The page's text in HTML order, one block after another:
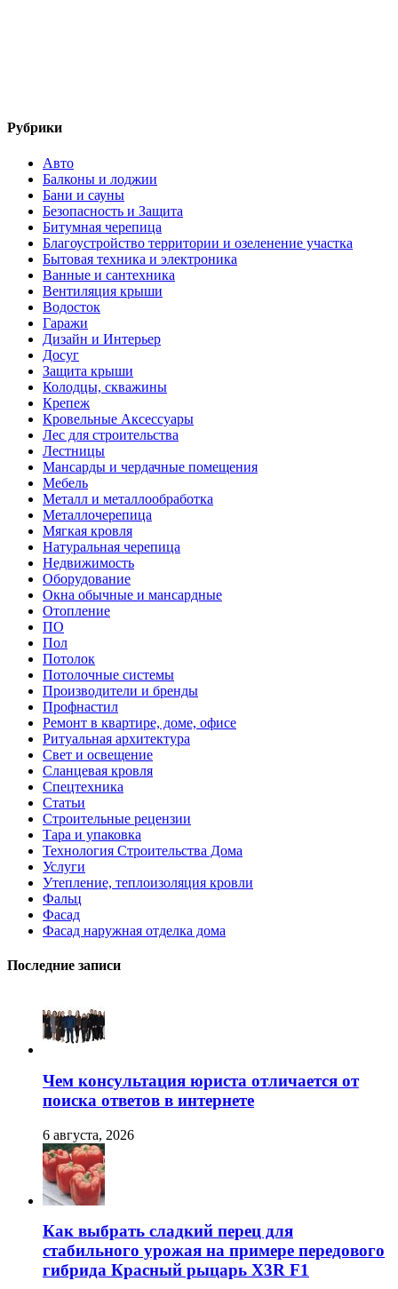
Рубрики
Авто
Балконы и лоджии
Бани и сауны
Безопасность и Защита
Битумная черепица
Благоустройство территории и озеленение участка
Бытовая техника и электроника
Ванные и сантехника
Вентиляция крыши
Водосток
Гаражи
Дизайн и Интерьер
Досуг
Защита крыши
Колодцы, скважины
Крепеж
Кровельные Аксессуары
Лес для строительства
Лестницы
Мансарды и чердачные помещения
Мебель
Металл и металлообработка
Металлочерепица
Мягкая кровля
Натуральная черепица
Недвижимость
Оборудование
Окна обычные и мансардные
Отопление
ПО
Пол
Потолок
Потолочные системы
Производители и бренды
Профнастил
Ремонт в квартире, доме, офисе
Ритуальная архитектура
Свет и освещение
Сланцевая кровля
Спецтехника
Статьи
Строительные рецензии
Тара и упаковка
Технология Строительства Дома
Услуги
Утепление, теплоизоляция кровли
Фальц
Фасад
Фасад наружная отделка дома
Последние записи
Чем консультация юриста отличается от
поиска ответов в интернете
6 августа, 2026
Как выбрать сладкий перец для
стабильного урожая на примере передового
гибрида Красный рыцарь X3R F1